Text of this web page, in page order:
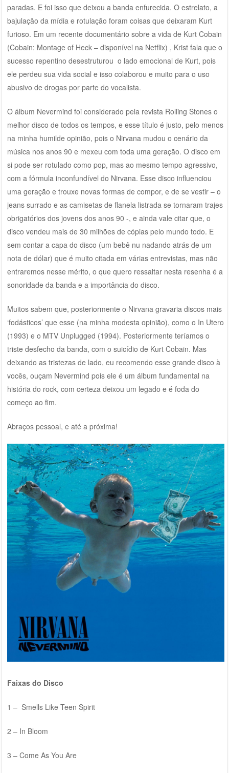
paradas. E foi isso que deixou a banda enfurecida. O estrelato, a
bajulação da mídia e rotulação foram coisas que deixaram Kurt
furioso. Em um recente documentário sobre a vida de Kurt Cobain
(Cobain: Montage of Heck – disponível na Netflix) , Krist fala que o
sucesso repentino desestruturou o lado emocional de Kurt, pois
ele perdeu sua vida social e isso colaborou e muito para o uso
abusivo de drogas por parte do vocalista.
O álbum Nevermind foi considerado pela revista Rolling Stones o
melhor disco de todos os tempos, e esse título é justo, pelo menos
na minha humilde opinião, pois o Nirvana mudou o cenário da
música nos anos 90 e mexeu com toda uma geração. O disco em
si pode ser rotulado como pop, mas ao mesmo tempo agressivo,
com a fórmula inconfundível do Nirvana. Esse disco influenciou
uma geração e trouxe novas formas de compor, e de se vestir – o
jeans surrado e as camisetas de flanela listrada se tornaram trajes
obrigatórios dos jovens dos anos 90 -, e ainda vale citar que, o
disco vendeu mais de 30 milhões de cópias pelo mundo todo. E
sem contar a capa do disco (um bebê nu nadando atrás de um
nota de dólar) que é muito citada em várias entrevistas, mas não
entraremos nesse mérito, o que quero ressaltar nesta resenha é a
sonoridade da banda e a importância do disco.
Muitos sabem que, posteriormente o Nirvana gravaria discos mais
‘fodásticos’ que esse (na minha modesta opinião), como o In Utero
(1993) e o MTV Unplugged (1994). Posteriormente teríamos o
triste desfecho da banda, com o suicídio de Kurt Cobain. Mas
deixando as tristezas de lado, eu recomendo esse grande disco à
vocês, ouçam Nevermind pois ele é um álbum fundamental na
história do rock, com certeza deixou um legado e é foda do
começo ao fim.
Abraços pessoal, e até a próxima!
Faixas do Disco
1 – Smells Like Teen Spirit
2 – In Bloom
3 – Come As You Are